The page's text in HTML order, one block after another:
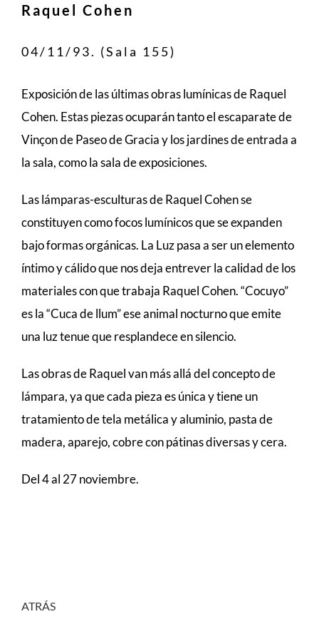
Raquel Cohen
04/11/93. (Sala 155)
Exposición de las últimas obras lumínicas de Raquel
Cohen. Estas piezas ocuparán tanto el escaparate de
Vinçon de Paseo de Gracia y los jardines de entrada a
la sala, como la sala de exposiciones.
Las lámparas-esculturas de Raquel Cohen se
constituyen como focos lumínicos que se expanden
bajo formas orgánicas. La Luz pasa a ser un elemento
íntimo y cálido que nos deja entrever la calidad de los
materiales con que trabaja Raquel Cohen. “Cocuyo”
es la “Cuca de llum” ese animal nocturno que emite
una luz tenue que resplandece en silencio.
Las obras de Raquel van más allá del concepto de
lámpara, ya que cada pieza es única y tiene un
tratamiento de tela metálica y aluminio, pasta de
madera, aparejo, cobre con pátinas diversas y cera.
Del 4 al 27 noviembre.
ATRÁS